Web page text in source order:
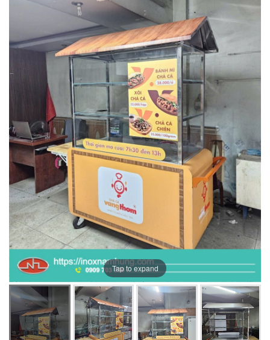
Tap to expand